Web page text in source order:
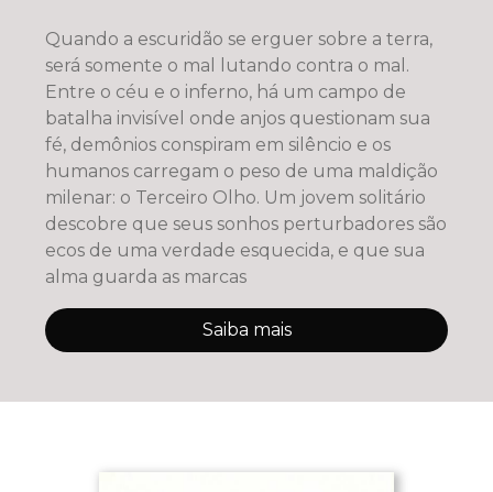
Quando a escuridão se erguer sobre a terra,
será somente o mal lutando contra o mal.
Entre o céu e o inferno, há um campo de
batalha invisível onde anjos questionam sua
fé, demônios conspiram em silêncio e os
humanos carregam o peso de uma maldição
milenar: o Terceiro Olho. Um jovem solitário
descobre que seus sonhos perturbadores são
ecos de uma verdade esquecida, e que sua
alma guarda as marcas
Saiba mais